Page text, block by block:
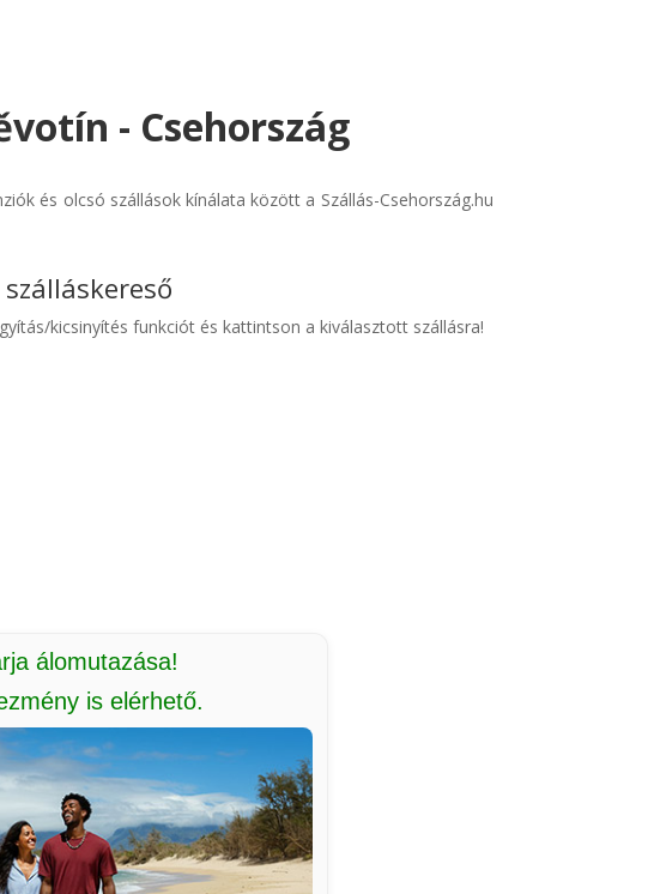
- Csehország
és olcsó szállások kínálata között a Szállás-Csehország.hu
kicsinyítés funkciót és kattintson a kiválasztott szállásra!
álomutazása!
is elérhető.